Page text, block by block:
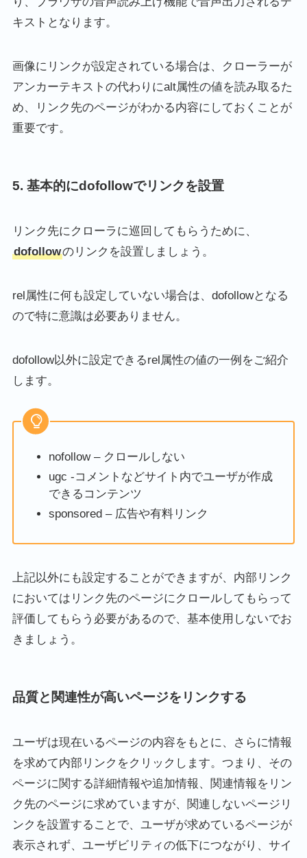
キストとなります。
画像にリンクが設定されている場合は、クローラーが
アンカーテキストの代わりにalt属性の値を読み取るた
め、リンク先のページがわかる内容にしておくことが
重要です。
5. 基本的にdofollowでリンクを設置
リンク先にクローラに巡回してもらうために、
dofollowのリンクを設置しましょう。
rel属性に何も設定していない場合は、dofollowとなる
ので特に意識は必要ありません。
dofollow以外に設定できるrel属性の値の一例をご紹介
します。
nofollow – クロールしない
ugc -コメントなどサイト内でユーザが作成
できるコンテンツ
sponsored – 広告や有料リンク
上記以外にも設定することができますが、内部リンク
においてはリンク先のページにクロールしてもらって
評価してもらう必要があるので、基本使用しないでお
きましょう。
品質と関連性が高いページをリンクする
ユーザは現在いるページの内容をもとに、さらに情報
を求めて内部リンクをクリックします。つまり、その
ページに関する詳細情報や追加情報、関連情報をリン
ク先のページに求めていますが、関連しないページリ
ンクを設置することで、ユーザが求めているページが
表示されず、ユーザビリティの低下につながり、サイ